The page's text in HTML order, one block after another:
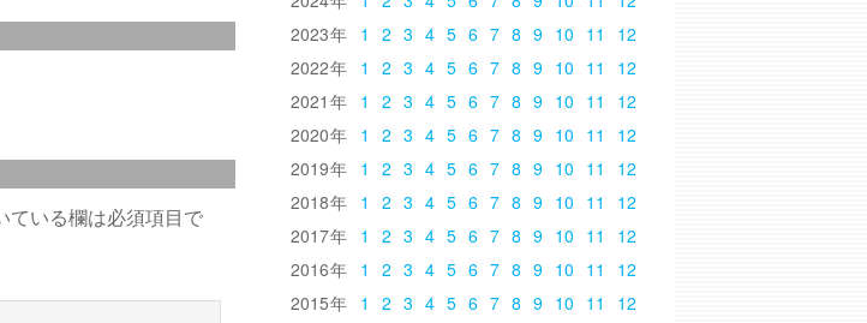
ている欄は必須項目で
2023
1 2 3 4 5 6 7 8 9 10 11
12
2022
1 2 3 4 5 6 7 8 9 10 11
12
2021
1 2 3 4 5 6 7 8 9 10 11
12
2020
1 2 3 4 5 6 7 8 9 10 11
12
2019
1 2 3 4 5 6 7 8 9 10 11
12
2018
1 2 3 4 5 6 7 8 9 10 11
12
2017
1 2 3 4 5 6 7 8 9 10 11
12
2016
1 2 3 4 5 6 7 8 9 10 11
12
2015
1 2 3 4 5 6 7 8 9 10 11
12